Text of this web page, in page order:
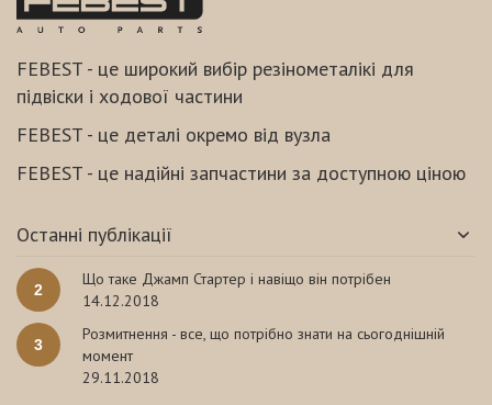
FEBEST - це широкий вибір резінометалікі для
підвіски і ходової частини
FEBEST - це деталі окремо від вузла
FEBEST - це надійні запчастини за доступною ціною
Останні публікації
2
Що таке Джамп Стартер і навіщо він потрібен
14.12.2018
3
Розмитнення - все, що потрібно знати на сьогоднішній
момент
29.11.2018